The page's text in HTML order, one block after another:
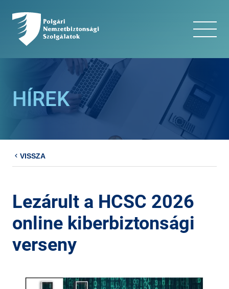
HÍREK
VISSZA
Lezárult a HCSC 2026
online kiberbiztonsági
verseny